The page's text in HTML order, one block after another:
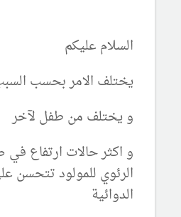
السلام عليكم
يختلف الامر بحسب
و يختلف من طفل لآخر
و اكثر حالات ارتفاع
الرئوي للمولود تتحسن
الدوائية